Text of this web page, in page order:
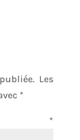
Les
*
*